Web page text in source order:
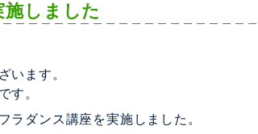
しました
います。
す。
ラダンス講座を実施しました。